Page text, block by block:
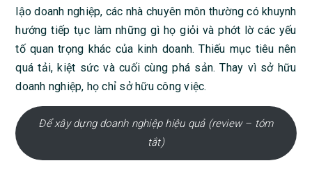
lậo doanh nghiệp, các nhà chuyên môn thường có khuynh
hướng tiếp tục làm những gì họ giỏi và phớt lờ các yếu
tố quan trọng khác của kinh doanh. Thiếu mục tiêu nên
quá tải, kiệt sức và cuối cùng phá sản. Thay vì sở hữu
doanh nghiệp, họ chỉ sở hữu công việc.
Để xây dựng doanh nghiệp hiệu quả (review – tóm
tắt)